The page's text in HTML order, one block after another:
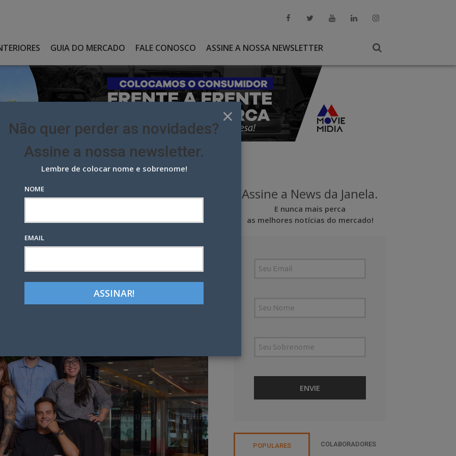
GUIA DO MERCADO FALE CONOSCO ASSINE A NOSSA NEWSLETTER
ARTPLAN E DPZ REFORÇAM SUAS EQUIPES
Artplan e DPZ reforçam
LinkedIn Pinterest
Assine a News da Janela.
E nunca mais perca
as melhores notícias do mercado!
POPULARES COLABORADORES
×
Não quer perder as novidades?
Assine a nossa newsletter.
Lembre de colocar nome e sobrenome!
NOME
EMAIL